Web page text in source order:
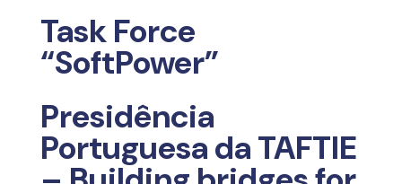
Task Force
“SoftPower”
Presidência
Portuguesa da TAFTIE